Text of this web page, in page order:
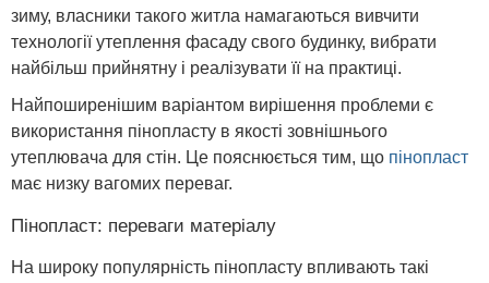
зиму, власники такого житла намагаються вивчити
технології утеплення фасаду свого будинку, вибрати
найбільш прийнятну і реалізувати її на практиці.
Найпоширенішим варіантом вирішення проблеми є
використання пінопласту в якості зовнішнього
утеплювача для стін. Це пояснюється тим, що пінопласт
має низку вагомих переваг.
Пінопласт: переваги матеріалу
На широку популярність пінопласту впливають такі